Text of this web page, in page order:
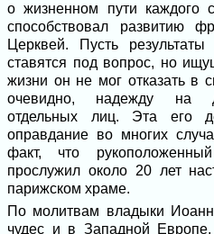
о жизненном пути каждого
способствовал развитию
Церквей. Пусть
ставятся под вопрос, но
жизни он не мог отказать в
очевидно, надежду на
отдельных лиц. Эта его
оправдание во многих
факт, что
прослужил около 20 лет
парижском храме.
По молитвам владыки
чудес и в Западной